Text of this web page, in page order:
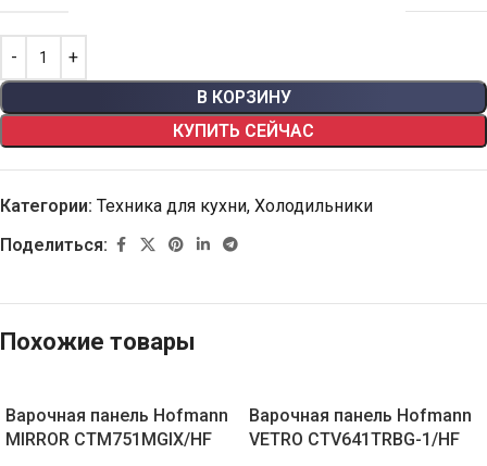
В КОРЗИНУ
КУПИТЬ СЕЙЧАС
Категории: Техника для кухни, Холодильники
Поделиться:
Похожие товары
Варочная панель Hofmann
MIRROR CTM751MGIX/HF
Варочная панель Hofmann
VETRO CTV641TRBG-1/HF